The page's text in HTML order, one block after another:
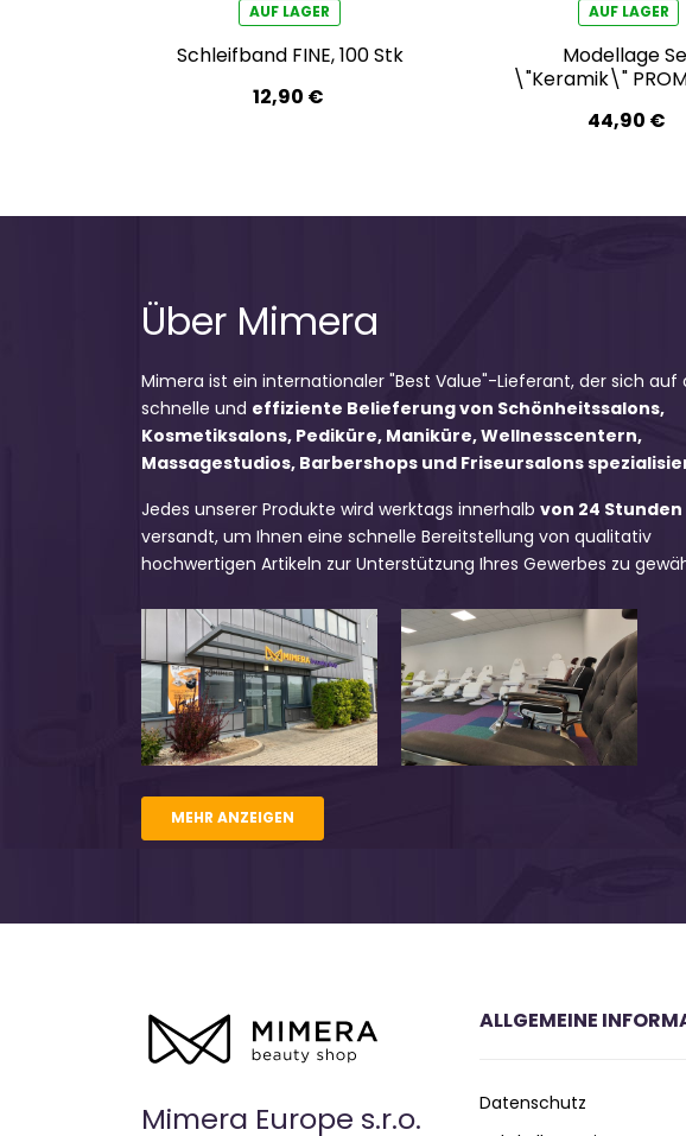
AUF LAGER
Schleifband FINE, 100 Stk
12,90 €
AUF LAGER
Modellage
\"Keramik\"
44,90 €
Über Mimera
Mimera ist ein internationaler "Best Value"-Lieferant, der sich auf
schnelle und effiziente Belieferung von Schönheitssalons,
Kosmetiksalons, Pediküre, Maniküre, Wellnesscentern,
Massagestudios, Barbershops und Friseursalons
Jedes unserer Produkte wird werktags innerhalbvon 24 Stunden
versandt, um Ihnen eine schnelle Bereitstellung von qualitativ
hochwertigen Artikeln zur Unterstützung Ihres Gewerbes zu
MEHR ANZEIGEN
Mimera Europe s.r.o.
ALLGEMEINE
Datenschutz